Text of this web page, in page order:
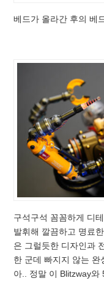
베드가 올라간 후의 베
구석구석 꼼꼼하게 디
발휘해 깔끔하고 명료
은 그럴듯한 디자인과
한 군데 빠지지 않는 완
아.. 정말 이 Blitzway와